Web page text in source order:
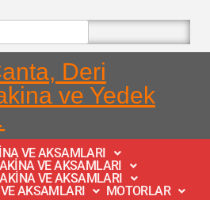
Deri
ve Yedek
VE AKSAMLARI
VE AKSAMLARI
VE AKSAMLARI
AKSAMLARI
MOTORLAR